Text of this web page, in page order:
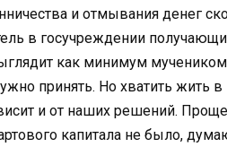
и отмывания денег
в госучреждении
как минимум
принять. Но хватить жить
и от наших решений.
капитала не было,